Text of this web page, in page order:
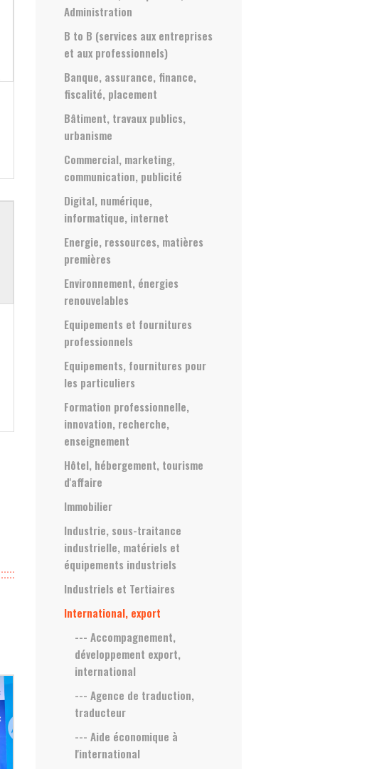
Administration
B to B (services aux entreprises
et aux professionnels)
Banque, assurance, finance,
fiscalité, placement
Bâtiment, travaux publics,
urbanisme
Commercial, marketing,
communication, publicité
Digital, numérique,
informatique, internet
Energie, ressources, matières
premières
Environnement, énergies
renouvelables
Equipements et fournitures
professionnels
Equipements, fournitures pour
les particuliers
Formation professionnelle,
innovation, recherche,
enseignement
Hôtel, hébergement, tourisme
d'affaire
Immobilier
Industrie, sous-traitance
industrielle, matériels et
équipements industriels
Industriels et Tertiaires
International, export
--- Accompagnement,
développement export,
international
--- Agence de traduction,
traducteur
--- Aide économique à
l'international